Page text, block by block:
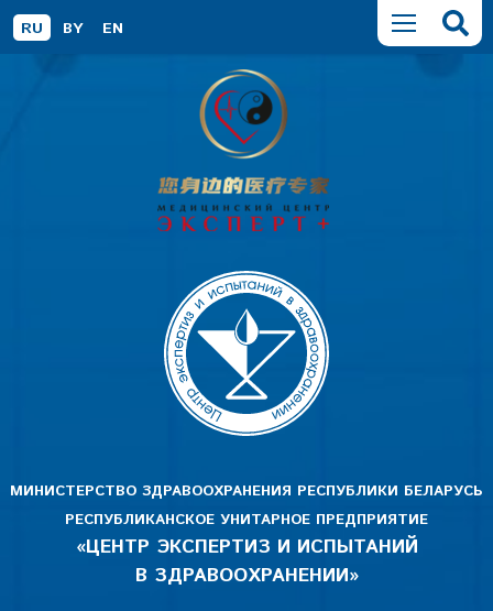
RU BY EN
МИНИСТЕРСТВО ЗДРАВООХРАНЕНИЯ РЕСПУБЛИКИ БЕЛАРУСЬ
РЕСПУБЛИКАНСКОЕ УНИТАРНОЕ ПРЕДПРИЯТИЕ
«ЦЕНТР ЭКСПЕРТИЗ И ИСПЫТАНИЙ
В ЗДРАВООХРАНЕНИИ»